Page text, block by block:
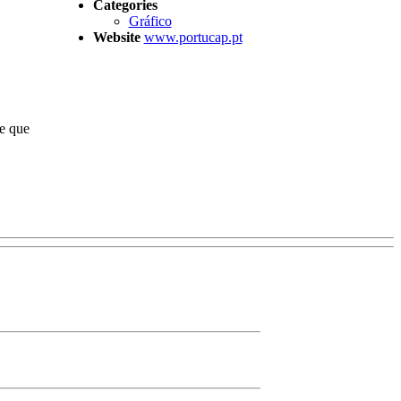
Categories
Gráfico
Website www.portucap.pt
que